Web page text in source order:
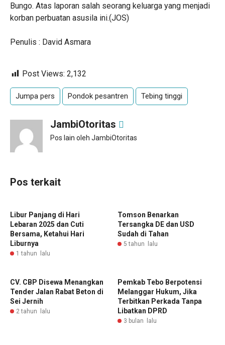
Bungo. Atas laporan salah seorang keluarga yang menjadi
korban perbuatan asusila ini.(JOS)
Penulis : David Asmara
Post Views: 2,132
Jumpa pers Pondok pesantren Tebing tinggi
JambiOtoritas
Pos lain oleh JambiOtoritas
Pos terkait
Libur Panjang di Hari
Lebaran 2025 dan Cuti
Bersama, Ketahui Hari
Liburnya
1 tahun lalu
Tomson Benarkan
Tersangka DE dan USD
Sudah di Tahan
5 tahun lalu
CV. CBP Disewa Menangkan
Tender Jalan Rabat Beton di
Sei Jernih
2 tahun lalu
Pemkab Tebo Berpotensi
Melanggar Hukum, Jika
Terbitkan Perkada Tanpa
Libatkan DPRD
3 bulan lalu